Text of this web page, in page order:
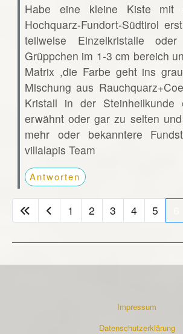
Habe eine kleine Kiste mit
Hochquarz-Fundort-Südtirol
teilweise Einzelkristalle oder
Grüppchen im 1-3 cm bereich
Matrix ,die Farbe geht ins
Mischung aus
Kristall in der Steinheilkunde
erwähnt oder gar zu selten
mehr oder bekanntere
villalapis Team
Antworten
1 2 3 4 5
Impressum
Datenschutzerklärung